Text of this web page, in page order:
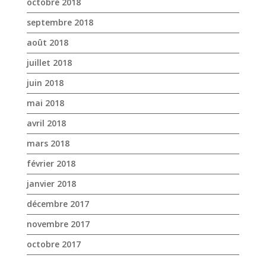
octobre 2018
septembre 2018
août 2018
juillet 2018
juin 2018
mai 2018
avril 2018
mars 2018
février 2018
janvier 2018
décembre 2017
novembre 2017
octobre 2017